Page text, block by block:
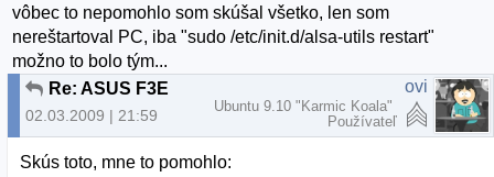
vôbec to nepomohlo som skúšal všetko, len som
nereštartoval PC, iba "sudo /etc/init.d/alsa-utils restart"
možno to bolo tým...
Re: ASUS F3E
02.03.2009 | 21:59
ovi
Ubuntu 9.10 "Karmic Koala"
Používateľ
Skús toto, mne to pomohlo: